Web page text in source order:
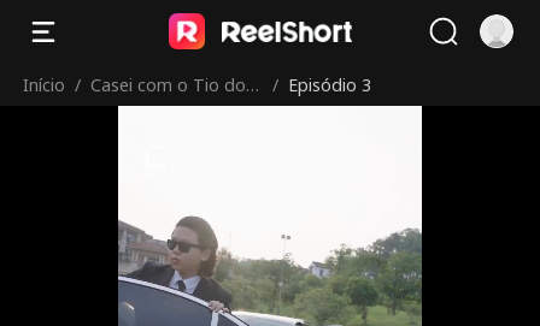
Início / Casei com o Tio do
/ Episódio 3